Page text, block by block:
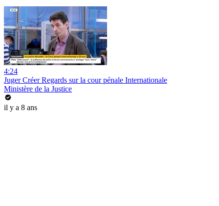
4:24
Juger Créer Regards sur la cour pénale Internationale
Ministère de la Justice
il y a 8 ans